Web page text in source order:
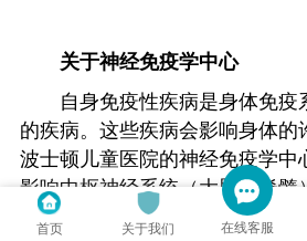
关于神经免疫学中心
自身免疫性疾病是身体免疫
的疾病。这些疾病会影响身体的
波士顿儿童医院的神经免疫学中
影响中枢神经系统（大脑和脊髓
病的儿童和青少年。
首页 关于我们 在线客服